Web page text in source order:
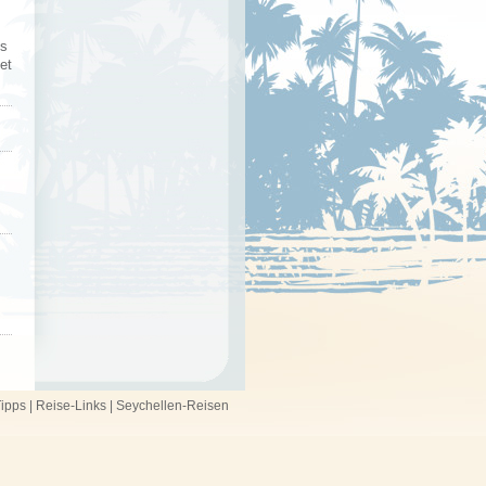
Reise-Links Seychellen-Reisen